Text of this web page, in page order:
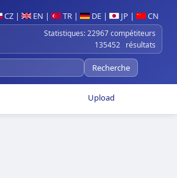
CZ | EN | TR | DE | JP | CN
Statistiques: 22967 compétiteurs
135452 résultats
Upload